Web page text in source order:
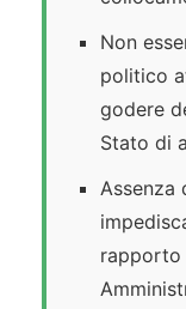
Non
politico
godere
Stato di
Assenza
rapporto